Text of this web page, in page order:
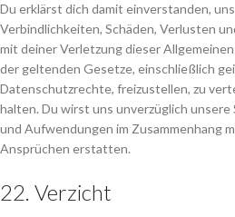
Du erklärst dich damit einverstanden,
Verbindlichkeiten, Schäden, Verlusten
mit deiner Verletzung dieser
der geltenden Gesetze, einschließlich
Datenschutzrechte, freizustellen, zu
halten. Du wirst uns unverzüglich
und Aufwendungen im Zusammenhang
Ansprüchen erstatten.
22. Verzicht